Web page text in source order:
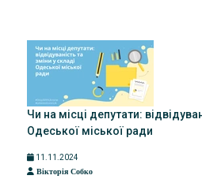
Чи на місці депутати:
Одеської міської ради
11.11.2024
Вікторія Собко